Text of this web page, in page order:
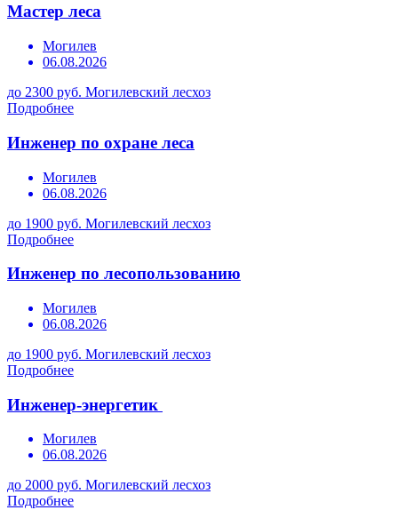
Мастер леса
Могилев
06.08.2026
до 2300 руб. Могилевский лесхоз
Подробнее
Инженер по охране леса
Могилев
06.08.2026
до 1900 руб. Могилевский лесхоз
Подробнее
Инженер по лесопользованию
Могилев
06.08.2026
до 1900 руб. Могилевский лесхоз
Подробнее
Инженер-энергетик
Могилев
06.08.2026
до 2000 руб. Могилевский лесхоз
Подробнее